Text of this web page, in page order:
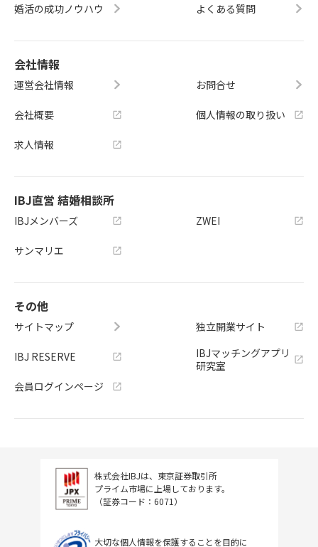
婚活の成功ノウハウ よくある質問
会社情報
運営会社情報
会社概要
求人情報
お問合せ
個人情報の取り扱い
IBJ直営 結婚相談所
IBJメンバーズ
サンマリエ
ZWEI
その他
サイトマップ
IBJ RESERVE
会員ログインページ
独立開業サイト
IBJマッチングアプリ
研究室
株式会社IBJは、東京証券取引所
プライム市場に上場しております。
（証券コード：6071）
大切な個人情報を保護することを目的に